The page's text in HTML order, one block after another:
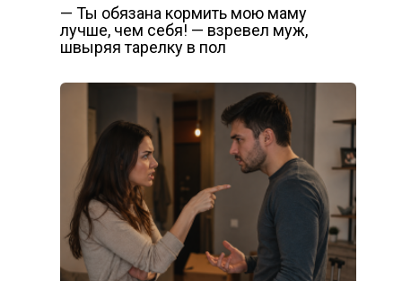
— Ты обязана кормить мою маму
лучше, чем себя! — взревел муж,
швыряя тарелку в пол